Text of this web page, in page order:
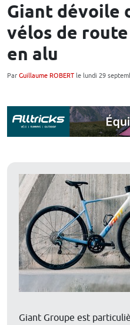
Giant dévoile
vélos de
en alu
Par Guillaume ROBERT le lundi 29
Giant Groupe est